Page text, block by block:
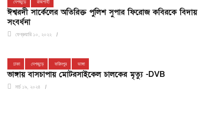
দেশজুড়ে রাজশাহী
ঈশ্বরদী সার্কেলের অতিরিক্ত পুলিশ সুপার ফিরোজ কবিরকে বিদায়
সংবর্ধনা
ফেব্রুয়ারি ১০, ২০২২
ঢাকা দেশজুড়ে ফরিদপুর ভাঙ্গা
ভাঙ্গায় বাসচাপায় মোটরসাইকেল চালকের মৃত্যু -DVB
মার্চ ১৯, ২০২৪